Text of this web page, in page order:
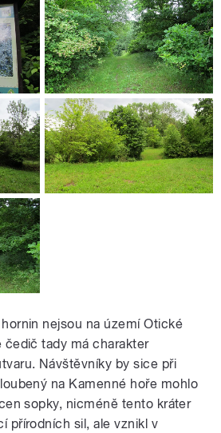
nejsou na území Otické
tady má charakter
Návštěvníky by sice při
na Kamenné hoře mohlo
sopky, nicméně tento kráter
přírodních sil, ale vznikl v